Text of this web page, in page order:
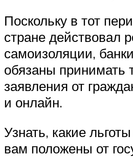
Поскольку в тот
стране действовал
самоизоляции,
обязаны принимать
заявления от
и онлайн.
Узнать, какие
вам положены от